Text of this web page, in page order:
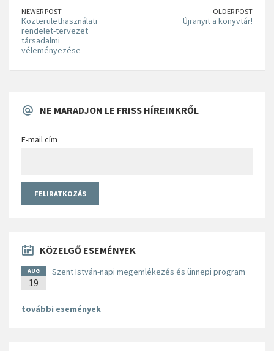
NEWER POST
Közterülethasználati
rendelet-tervezet
társadalmi
véleményezése
OLDER POST
Újranyit a könyvtár!
NE MARADJON LE FRISS HÍREINKRŐL
E-mail cím
KÖZELGŐ ESEMÉNYEK
AUG
19
Szent István-napi megemlékezés és ünnepi program
további események